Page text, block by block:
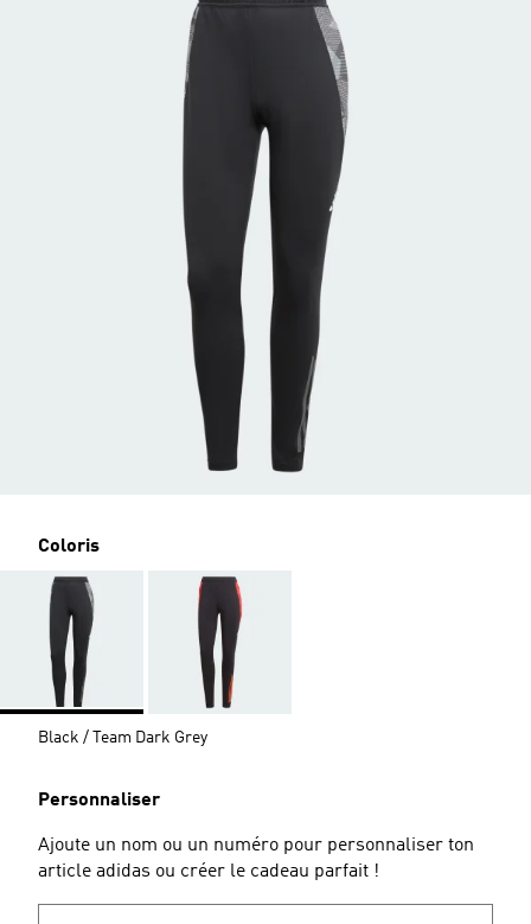
Coloris
Black / Team Dark Grey
Personnaliser
Ajoute un nom ou un numéro pour personnaliser ton
article adidas ou créer le cadeau parfait !